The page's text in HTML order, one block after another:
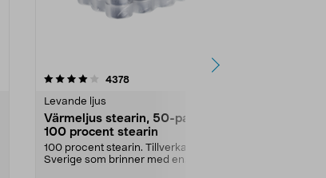
4378recensioner
Levande ljus
Värmeljus stearin, 50-pack,
100 procent stearin
100 procent stearin. Tillverkade i
Sverige som brinner med en
4.5av 5 stjärnor